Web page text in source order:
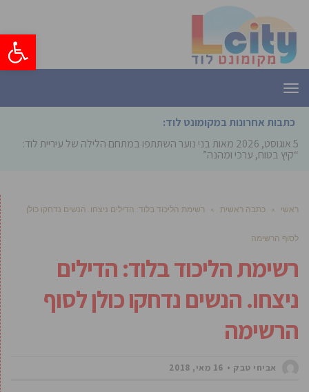
פתח
תפריט
כתבות אחרונות במקומונט לוד:
5 אוגוסט, 2026
מאות בני נוער השתתפו במתחם הלילה של עיריית לוד:
“קיץ בטוח, ערכי ומהנה”
ראשי » כתבה ראשית » רשימת הליכוד בלוד: הדילים ניצחו. הנשים נדחקו כולן
לסוף הרשימה
רשימת הליכוד בלוד: הדילים
ניצחו. הנשים נדחקו כולן לסוף
הרשימה
אביחי טבק 16 מאי, 2018